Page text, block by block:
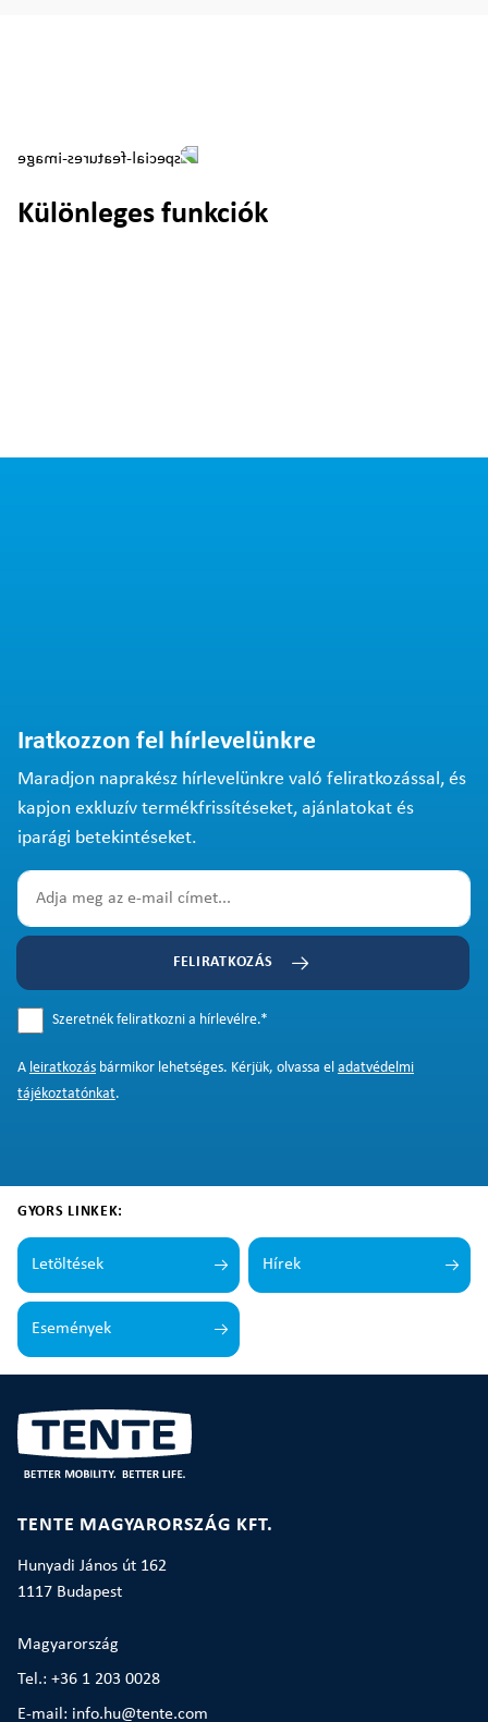
Különleges funkciók
Iratkozzon fel hírlevelünkre
Maradjon naprakész hírlevelünkre való feliratkozással, és
kapjon exkluzív termékfrissítéseket, ajánlatokat és
iparági betekintéseket.
FELIRATKOZÁS
Szeretnék feliratkozni a hírlevélre.*
A leiratkozás bármikor lehetséges. Kérjük, olvassa el adatvédelmi
tájékoztatónkat.
GYORS LINKEK:
Letöltések Hírek
Események
TENTE MAGYARORSZÁG KFT.
Hunyadi János út 162
1117 Budapest
Magyarország
Tel.: +36 1 203 0028
E-mail: info.hu@tente.com